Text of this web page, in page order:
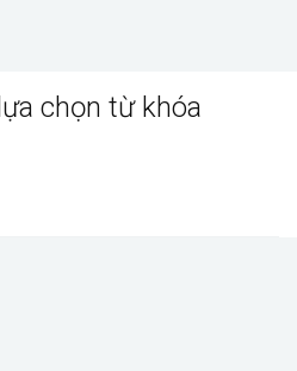
chọn từ khóa